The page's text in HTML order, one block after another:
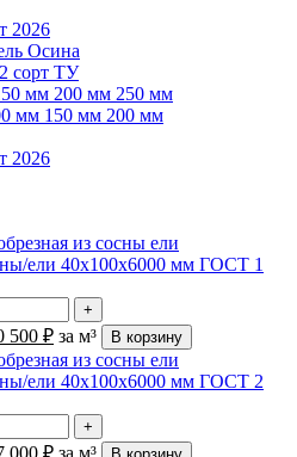
2026
Осина
сорт ТУ
мм 200 мм 250 мм
мм 150 мм 200 мм
2026
ели 40х100х6000 мм ГОСТ 1
+
500 ₽ за м³ В корзину
ели 40х100х6000 мм ГОСТ 2
+
000 ₽ за м³